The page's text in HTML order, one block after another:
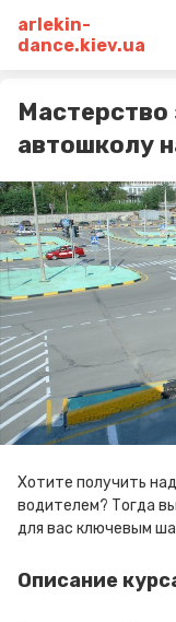
arlekin-
dance.kiev.ua
Мастерство
автошколу
Хотите получить
водителем? Тогда
для вас ключевым
Описание